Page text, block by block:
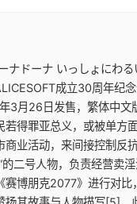
ナドーナ いっしょにわ
成立30周年纪
3月26日发售，繁体中
得罪亚总义，或被单方
业活动，来间接控制反
二号人物，负责经营卖
博朋克2077》进行对